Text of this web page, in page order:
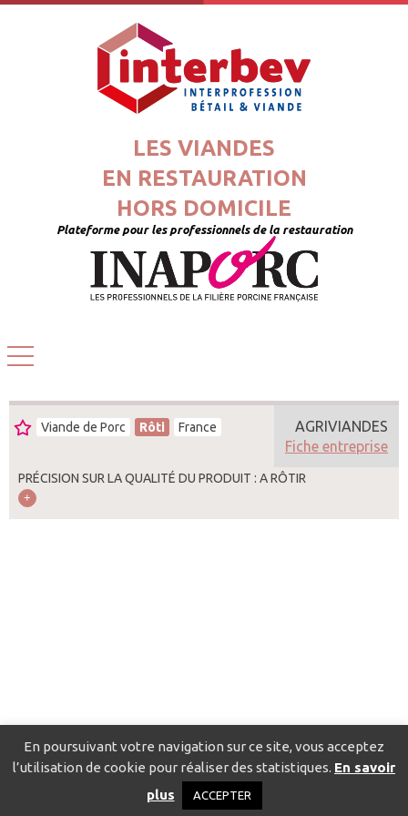
LES VIANDES
EN RESTAURATION
HORS DOMICILE
Plateforme pour les professionnels de la restauration
Viande de Porc Rôti France
PRÉCISION SUR LA QUALITÉ DU PRODUIT : A RÔTIR
AGRIVIANDES
Fiche entreprise
Catalogue pour localiser les fournisseurs
Politique de confidentialité
En poursuivant votre navigation sur ce site, vous acceptez
l’utilisation de cookie pour réaliser des statistiques. En savoir
plus
ACCEPTER